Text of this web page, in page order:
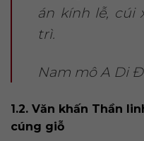
án kính lễ, cúi
trì.
Nam mô A Di
1.2. Văn khấn Thần
cúng giỗ